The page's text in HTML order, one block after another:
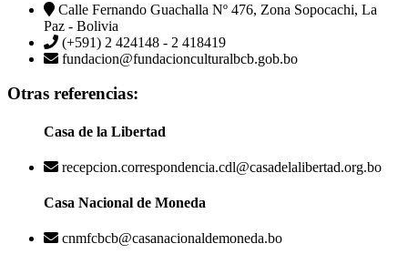
Calle Fernando Guachalla Nº 476, Zona Sopocachi, La
Paz - Bolivia
(+591) 2 424148 - 2 418419
fundacion@fundacionculturalbcb.gob.bo
Otras referencias:
Casa de la Libertad
recepcion.correspondencia.cdl@casadelalibertad.org.bo
Casa Nacional de Moneda
cnmfcbcb@casanacionaldemoneda.bo